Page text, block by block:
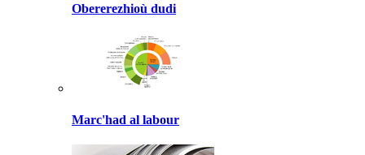
Obererezhioù dudi
Marc'had al labour